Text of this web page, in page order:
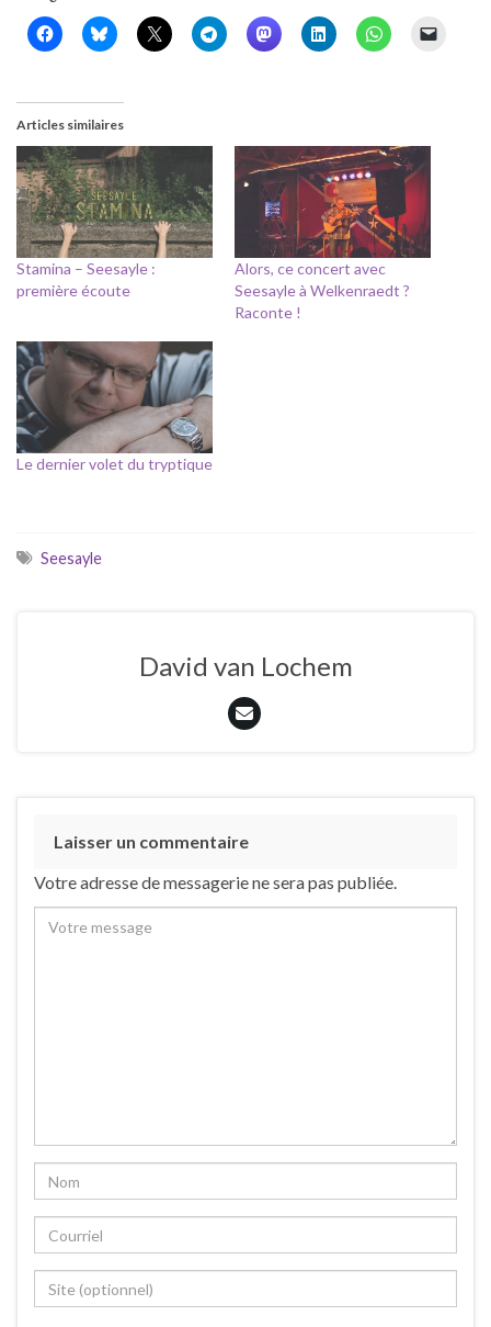
Articles similaires
Stamina – Seesayle :
première écoute
Alors, ce concert avec
Seesayle à Welkenraedt ?
Raconte !
Le dernier volet du tryptique
Seesayle
David van Lochem
Laisser un commentaire
Votre adresse de messagerie ne sera pas publiée.